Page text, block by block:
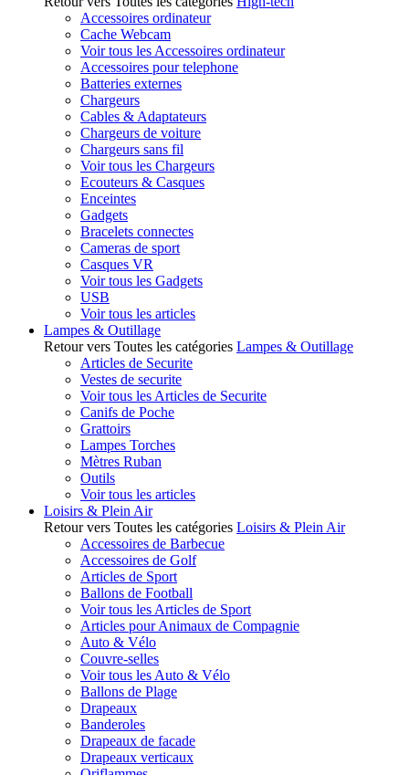
Accessoires ordinateur
Cache Webcam
Voir tous les Accessoires ordinateur
Accessoires pour telephone
Batteries externes
Chargeurs
Cables & Adaptateurs
Chargeurs de voiture
Chargeurs sans fil
Voir tous les Chargeurs
Ecouteurs & Casques
Enceintes
Gadgets
Bracelets connectes
Cameras de sport
Casques VR
Voir tous les Gadgets
USB
Voir tous les articles
Lampes & Outillage
Retour vers Toutes les catégories Lampes & Outillage
Articles de Securite
Vestes de securite
Voir tous les Articles de Securite
Canifs de Poche
Grattoirs
Lampes Torches
Mètres Ruban
Outils
Voir tous les articles
Loisirs & Plein Air
Retour vers Toutes les catégories Loisirs & Plein Air
Accessoires de Barbecue
Accessoires de Golf
Articles de Sport
Ballons de Football
Voir tous les Articles de Sport
Articles pour Animaux de Compagnie
Auto & Vélo
Couvre-selles
Voir tous les Auto & Vélo
Ballons de Plage
Drapeaux
Banderoles
Drapeaux de facade
Drapeaux verticaux